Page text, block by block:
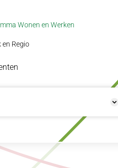
Wonen en Werken
en Regio